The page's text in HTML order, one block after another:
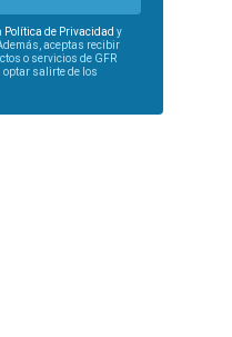
Política de Privacidad y
aceptas recibir
o servicios de GFR
optar salirte de los